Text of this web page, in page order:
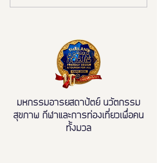
ตัวนวัตกรรมเฟรนด์ลี่ดีไซน์
เข้าถึงบริการสาธารณะ
อย่างเท่าเทียม
มหกรรมอารยสถาปัตย์ นวัตกรรม
สุขภาพ กีฬาและการท่องเที่ยวเพื่อคน
ทั้งมวล